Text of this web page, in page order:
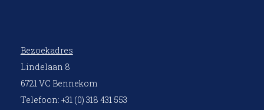
Bezoekadres
Lindelaan 8
6721 VC Bennekom
Telefoon: +31 (0) 318 431 553